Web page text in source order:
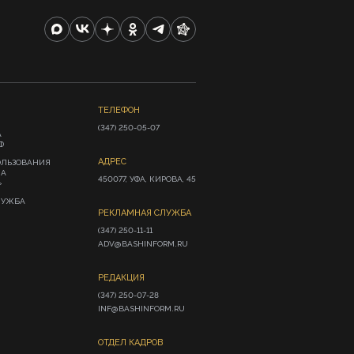
ТЕЛЕФОН
(347) 250-05-07
АДРЕС
450077, УФА, КИРОВА, 45
РЕКЛАМНАЯ СЛУЖБА
(347) 250-11-11
ADV@BASHINFORM.RU
РЕДАКЦИЯ
(347) 250-07-28
INF@BASHINFORM.RU
ОТДЕЛ КАДРОВ